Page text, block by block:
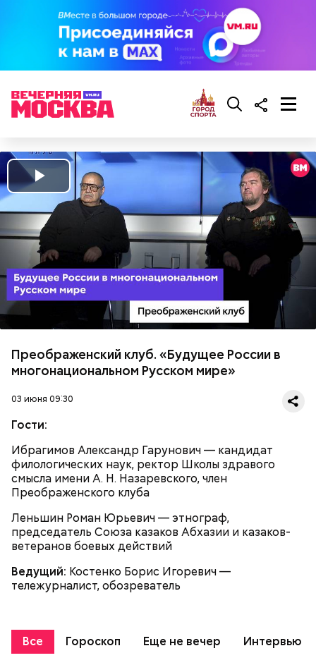
Play
Video
Преображенский клуб. «Будущее России в
многонациональном Русском мире»
03 июня 09:30
Гости:
Ибрагимов Александр Гарунович — кандидат
филологических наук, ректор Школы здравого
смысла имени А. Н. Назаревского, член
Преображенского клуба
Леньшин Роман Юрьевич — этнограф,
председатель Союза казаков Абхазии и казаков-
ветеранов боевых действий
Ведущий: Костенко Борис Игоревич —
тележурналист, обозреватель
Все Гороскоп Еще не вечер Интервью